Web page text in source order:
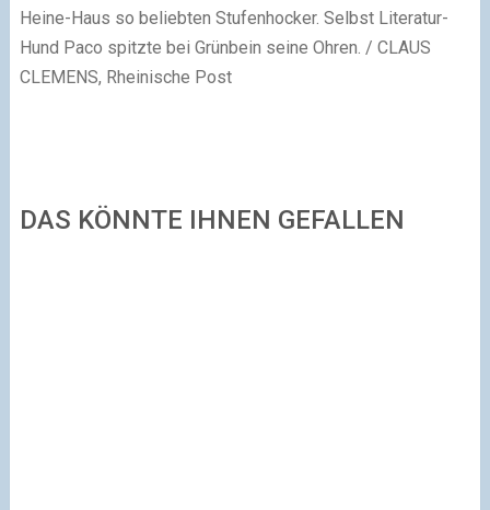
Heine-Haus so beliebten Stufenhocker. Selbst Literatur-
Hund Paco spitzte bei Grünbein seine Ohren. / CLAUS
CLEMENS, Rheinische Post
DAS KÖNNTE IHNEN GEFALLEN